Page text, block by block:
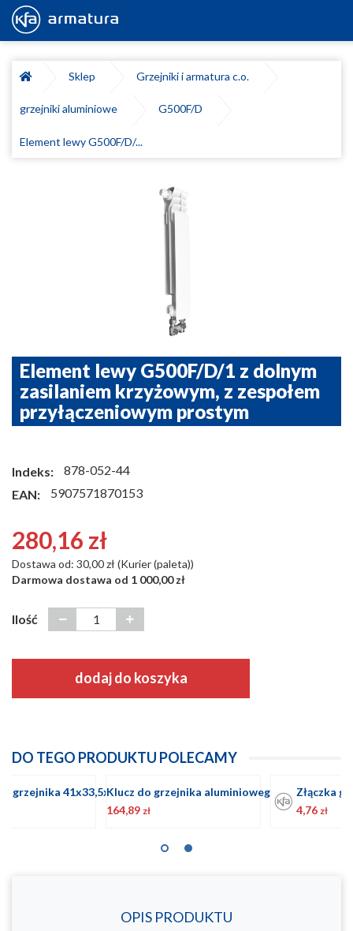
Sklep Grzejniki i armatura c.o.
grzejniki aluminiowe G500F/D
Element lewy G500F/D/...
Element lewy G500F/D/1 z dolnym
zasilaniem krzyżowym, z zespołem
przyłączeniowym prostym
Indeks:
878-052-44
EAN:
5907571870153
280,16 zł
Dostawa od: 30,00 zł (Kurier (paleta))
Darmowa dostawa od 1 000,00 zł
Ilość
dodaj do koszyka
DO TEGO PRODUKTU POLECAMY
Złączka grzejnikowa
Uszczelka do grzejnika
OPIS PRODUKTU